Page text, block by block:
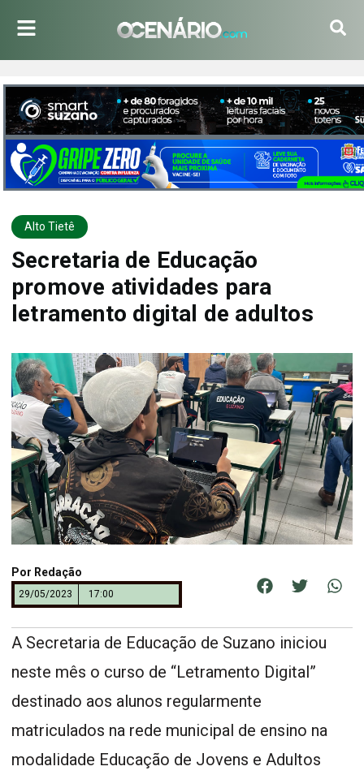
Alto Tietê
Secretaria de Educação
promove atividades para
letramento digital de adultos
Por Redação
29/05/2023 17:00
A Secretaria de Educação de Suzano iniciou
neste mês o curso de “Letramento Digital”
destinado aos alunos regularmente
matriculados na rede municipal de ensino na
modalidade Educação de Jovens e Adultos